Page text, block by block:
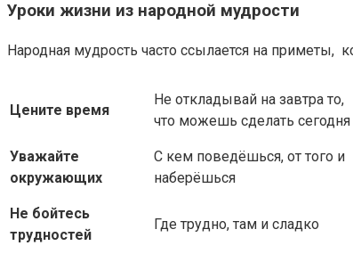
Уроки жизни из народной мудрости
Народная мудрость часто ссылается на
Цените время
Не откладывай на завтра то,
что можешь сделать сегодня
Уважайте
окружающих
С кем поведёшься, от того и
наберёшься
Не бойтесь
трудностей
Где трудно, там и сладко